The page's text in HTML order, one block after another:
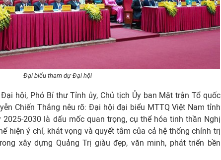
Đại biểu tham dự Đại hội
hội, Phó Bí thư Tỉnh ủy, Chủ tịch Ủy ban Mặt trận Tổ quốc
Chiến Thắng nêu rõ: Đại hội đại biểu MTTQ Việt Nam tỉnh
2030 là dấu mốc quan trọng, cụ thể hóa tinh thần Nghị
hiện ý chí, khát vọng và quyết tâm của cả hệ thống chính trị
xây dựng Quảng Trị giàu đẹp, văn minh, phát triển bền